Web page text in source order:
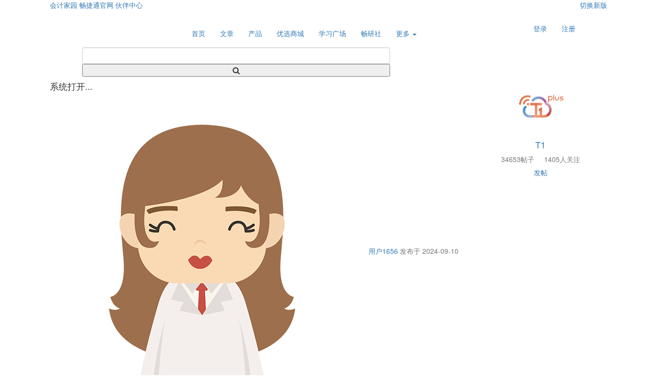
会计家园 畅捷通官网 伙伴中心 切换新版
首页 文章 产品 优选商城 学习广场 畅研社 更多 登录 注册
系统打开...
用户1656 发布于 2024-09-10
T1
34653帖子
1405人关注
发帖